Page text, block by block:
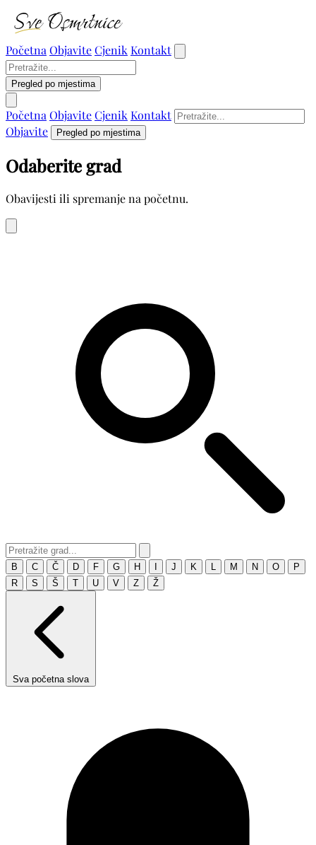
Početna ObjaviteCjenik Kontakt
Pregled po mjestima
Početna ObjaviteCjenik Kontakt
Objavite
Pregled po mjestima
Odaberite grad
Obavijesti ili spremanje na početnu.
B C Č D F G H J K M N O
P
R
S Š T U V Z Ž
Sva početna slova